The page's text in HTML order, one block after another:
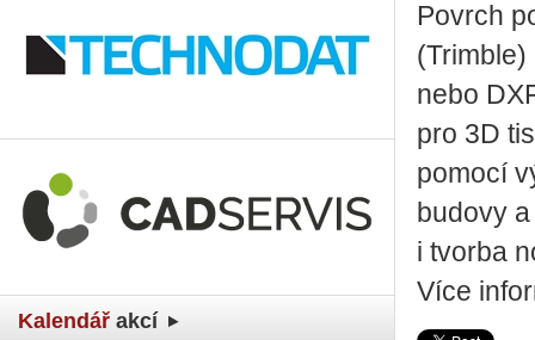
Kalendář akcí
Povrch
nebo
pro 3D
pomocí
budovy
i tvorba
Více